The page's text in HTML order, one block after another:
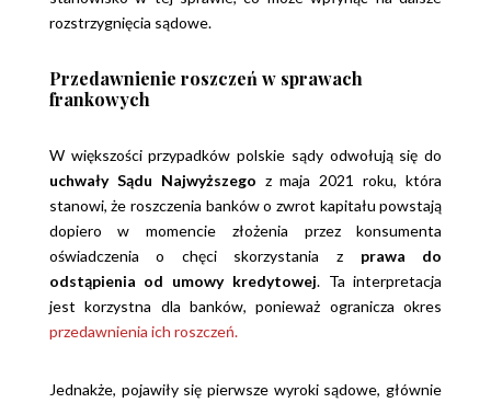
rozstrzygnięcia sądowe.
Przedawnienie roszczeń w sprawach
frankowych
W większości przypadków polskie sądy odwołują się do
uchwały Sądu Najwyższego z maja 2021 roku, która
stanowi, że roszczenia banków o zwrot kapitału powstają
dopiero w momencie złożenia przez konsumenta
oświadczenia o chęci skorzystania z prawa do
odstąpienia od umowy kredytowej. Ta interpretacja
jest korzystna dla banków, ponieważ ogranicza okres
przedawnienia ich roszczeń.
Jednakże, pojawiły się pierwsze wyroki sądowe, głównie